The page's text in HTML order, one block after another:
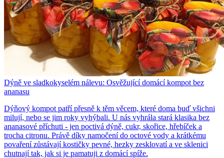
Dýně ve sladkokyselém nálevu: Osvěžující domácí kompot bez
ananasu
Dýňový kompot patří přesně k těm věcem, které doma buď všichni
milují, nebo se jim roky vyhýbali. U nás vyhrála stará klasika bez
ananasové příchuti - jen poctivá dýně, cukr, skořice, hřebíček a
trocha citronu. Právě díky namočení do octové vody a krátkému
povaření zůstávají kostičky pevné, hezky zesklovatí a ve sklenici
chutnají tak, jak si je pamatuji z domácí spíže.